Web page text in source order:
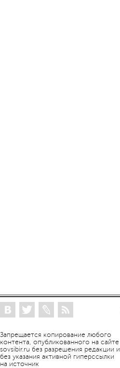
Запрещается копирование любого
контента, опубликованного на сайте
sovsibir.ru без разрешения редакции и
без указания активной гиперссылки
на источник